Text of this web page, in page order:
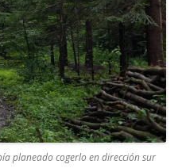
planeado cogerlo en dirección sur